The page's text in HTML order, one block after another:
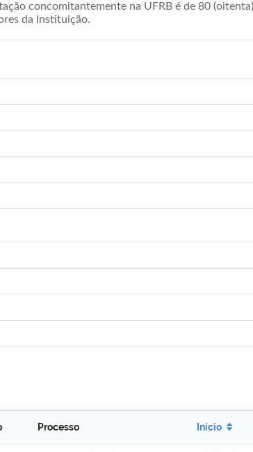
concomitantemente na UFRB é de 80
da Instituição.
Processo Início